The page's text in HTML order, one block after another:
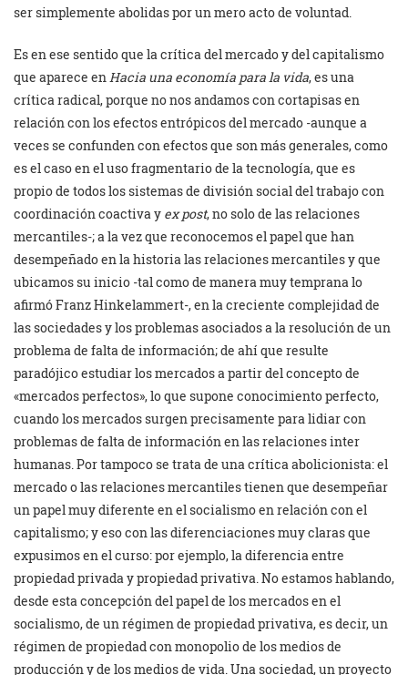
ser simplemente abolidas por un mero acto de voluntad.
Es en ese sentido que la crítica del mercado y del capitalismo
que aparece enHacia una economía para la vida, es una
crítica radical, porque no nos andamos con cortapisas en
relación con los efectos entrópicos del mercado -aunque a
veces se confunden con efectos que son más generales, como
es el caso en el uso fragmentario de la tecnología, que es
propio de todos los sistemas de división social del trabajo con
coordinación coactiva y ex post, no solo de las relaciones
mercantiles-; a la vez que reconocemos el papel que han
desempeñado en la historia las relaciones mercantiles y que
ubicamos su inicio -tal como de manera muy temprana lo
afirmó Franz Hinkelammert-, en la creciente complejidad de
las sociedades y los problemas asociados a la resolución de un
problema de falta de información; de ahí que resulte
paradójico estudiar los mercados a partir del concepto de
«mercados perfectos», lo que supone conocimiento perfecto,
cuando los mercados surgen precisamente para lidiar con
problemas de falta de información en las relaciones inter
humanas. Por tampoco se trata de una crítica abolicionista: el
mercado o las relaciones mercantiles tienen que desempeñar
un papel muy diferente en el socialismo en relación con el
capitalismo; y eso con las diferenciaciones muy claras que
expusimos en el curso: por ejemplo, la diferencia entre
propiedad privada y propiedad privativa. No estamos hablando,
desde esta concepción del papel de los mercados en el
socialismo, de un régimen de propiedad privativa, es decir, un
régimen de propiedad con monopolio de los medios de
producción y de los medios de vida. Una sociedad, un proyecto